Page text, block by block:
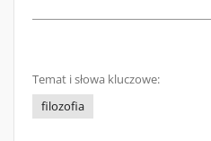
Temat i słowa kluczowe:
filozofia